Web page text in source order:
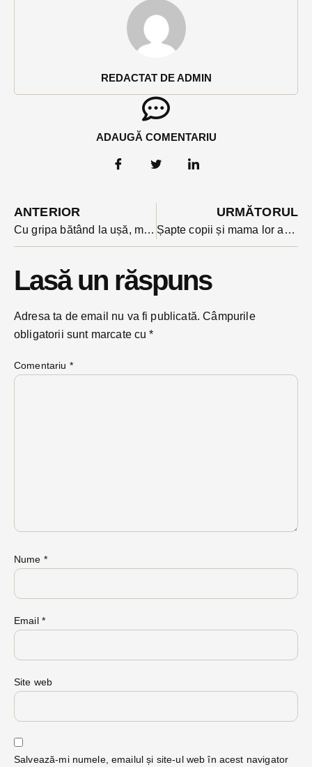
REDACTAT DE ADMIN
ADAUGĂ COMENTARIU
ANTERIOR
Cu gripa bătând la ușă, medicii recomandă încă vaccinarea.În județ au ajuns de patru ori mai multe doze decat anii trecuți
URMĂTORUL
Șapte copii și mama lor au ajuns azi noapte la Spitalul județean, intoxicați cu monoxid de carbon
Lasă un răspuns
Adresa ta de email nu va fi publicată. Câmpurile
obligatorii sunt marcate cu*
Comentariu *
Nume *
Email *
Site web
Salvează-mi numele, emailul și site-ul web în acest navigator